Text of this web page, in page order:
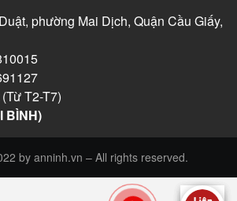
phường Mai Dịch, Quận Cầu Giấy,
T2-T7)
BÌNH)
by anninh.vn – All rights reserved.